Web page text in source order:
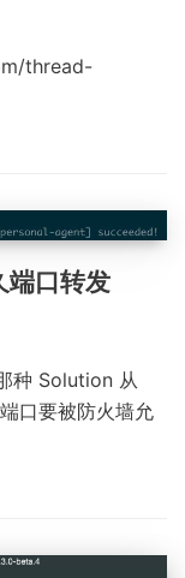
thread-
端口转发
种 Solution 从
口要被防火墙允